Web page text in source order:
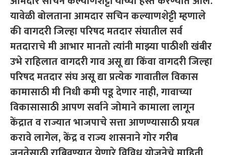
यावेळी बोलताना आमदार सचिन कल्याणशेट्टी म्हणाले
की वागदरी जिल्हा परिषद मतदार संघातील सर्व
मतदाराचे मी आभार मानतो त्यांनी माझ्या पाठीशी खंबीर
उभे राहिलात वागदरी गाव असू द्या किंवा वागदरी जिल्हा
परिषद मतदार संघ असू द्या प्रत्येक गावातील विकास
कामासाठी मी निधी कमी पडू देणार नाही, गावाच्या
विकासासाठी आपण सर्वाने जोमाने कामाला लागून
केंद्रात व राज्यात भाजपाचे सत्ता आणण्यासाठी प्रयत्न
करावे लागेल, केंद्र व राज्य शासनाने गोर गरीब